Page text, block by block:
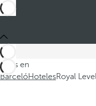
Estás en
BarcelóHotelesRoyal